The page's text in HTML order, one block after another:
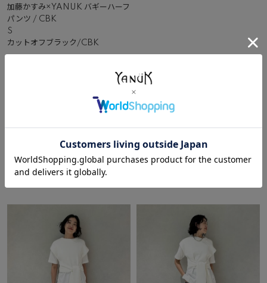
加藤かすみ×YANUK バギーハーフ
パンツ / CBK
S
カットオフブラック/CBK
その他のコーディネート